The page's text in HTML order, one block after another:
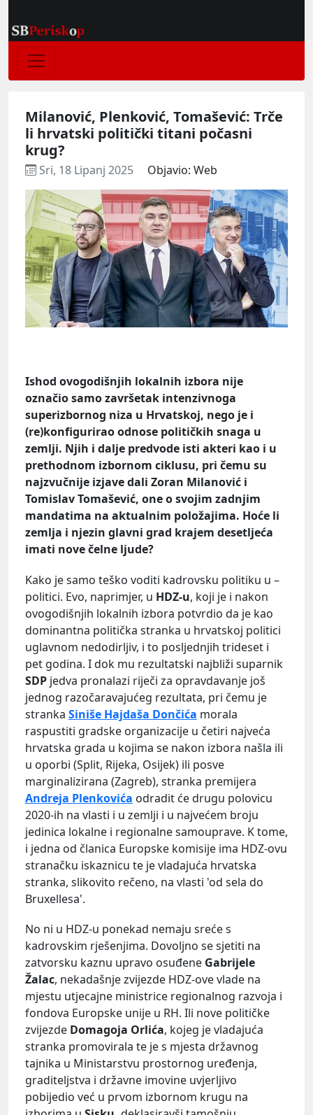
Milanović, Plenković, Tomašević: Trče
li hrvatski politički titani počasni
krug?
Sri, 18 Lipanj 2025 Objavio: Web
Ishod ovogodišnjih lokalnih izbora nije
označio samo završetak intenzivnoga
superizbornog niza u Hrvatskoj, nego je i
(re)konfigurirao odnose političkih snaga u
zemlji. Njih i dalje predvode isti akteri kao i u
prethodnom izbornom ciklusu, pri čemu su
najzvučnije izjave dali Zoran Milanović i
Tomislav Tomašević, one o svojim zadnjim
mandatima na aktualnim položajima. Hoće li
zemlja i njezin glavni grad krajem desetljeća
imati nove čelne ljude?
Kako je samo teško voditi kadrovsku politiku u –
politici. Evo, naprimjer, u HDZ-u, koji je i nakon
ovogodišnjih lokalnih izbora potvrdio da je kao
dominantna politička stranka u hrvatskoj politici
uglavnom nedodirljiv, i to posljednjih trideset i
pet godina. I dok mu rezultatski najbliži suparnik
SDP jedva pronalazi riječi za opravdavanje još
jednog razočaravajućeg rezultata, pri čemu je
stranka Siniše Hajdaša Dončića morala
raspustiti gradske organizacije u četiri najveća
hrvatska grada u kojima se nakon izbora našla ili
u oporbi (Split, Rijeka, Osijek) ili posve
marginalizirana (Zagreb), stranka premijera
Andreja Plenkovića odradit će drugu polovicu
2020-ih na vlasti i u zemlji i u najvećem broju
jedinica lokalne i regionalne samouprave. K tome,
i jedna od članica Europske komisije ima HDZ-ovu
stranačku iskaznicu te je vladajuća hrvatska
stranka, slikovito rečeno, na vlasti 'od sela do
Bruxellesa'.
No ni u HDZ-u ponekad nemaju sreće s
kadrovskim rješenjima. Dovoljno se sjetiti na
zatvorsku kaznu upravo osuđene Gabrijele
Žalac, nekadašnje zvijezde HDZ-ove vlade na
mjestu utjecajne ministrice regionalnog razvoja i
fondova Europske unije u RH. Ili nove političke
zvijezde Domagoja Orlića, kojeg je vladajuća
stranka promovirala te je s mjesta državnog
tajnika u Ministarstvu prostornog uređenja,
graditeljstva i državne imovine uvjerljivo
pobijedio već u prvom izbornom krugu na